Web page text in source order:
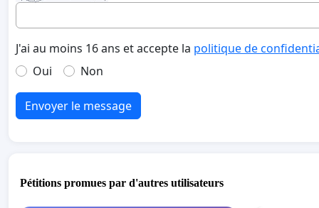
J'ai au moins 16 ans et accepte la politique de
Oui
Non
Envoyer le message
Pétitions promues par d'autres utilisateurs